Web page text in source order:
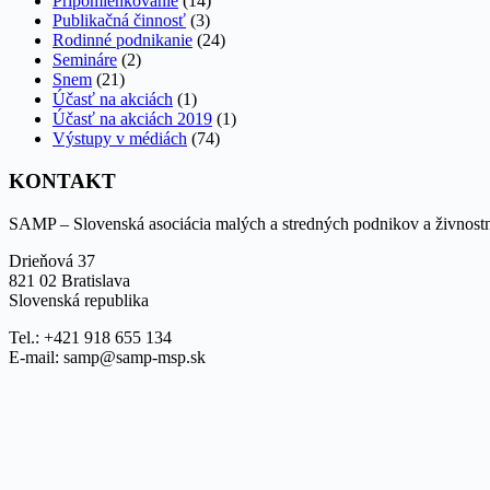
Publikačná činnosť (3)
Rodinné podnikanie (24)
Semináre (2)
Snem (21)
Účasť na akciách (1)
Účasť na akciách 2019 (1)
Výstupy v médiách (74)
KONTAKT
SAMP – Slovenská asociácia malých a stredných podnikov a
Drieňová 37
821 02 Bratislava
Slovenská republika
Tel.: +421 918 655 134
E-mail: samp@samp-msp.sk